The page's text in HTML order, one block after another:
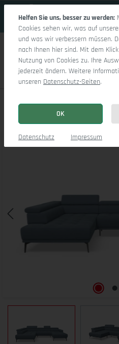
Marco LO Aho gr Small L (mit
Bildergalerie überspringen
Helfen Sie uns, besser zu werden:
Cookies sehen wir, was auf
und was wir verbessern müssen.
nach Ihnen hier sind. Mit dem
Nutzung von Cookies zu. Ihre
jederzeit ändern. Weitere
unseren Datenschutz-Seiten.
OK
Datenschutz Impressum